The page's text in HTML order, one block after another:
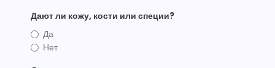
Дают ли кожу, кости или специи?
Да
Нет